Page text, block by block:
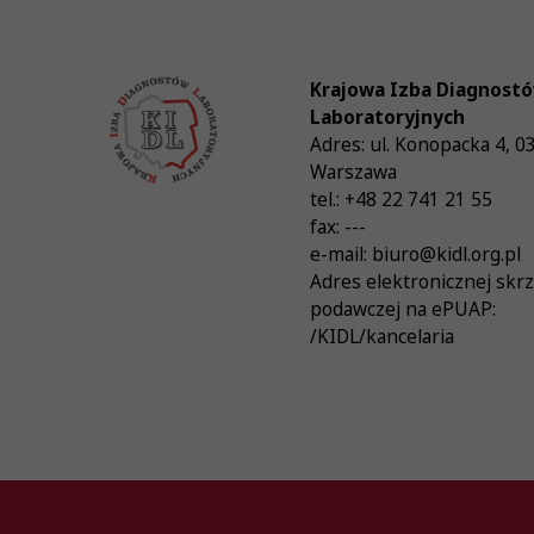
Krajowa Izba
Laboratoryjnych
Adres: ul. Konopacka 4,
Warszawa
tel.: +48 22 741 21 55
fax: ---
e-mail: biuro@kidl.org.pl
Adres elektronicznej
podawczej na ePUAP:
/KIDL/kancelaria